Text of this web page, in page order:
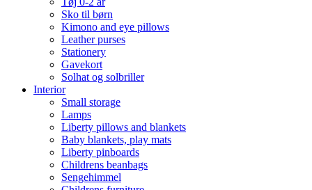
Sko til børn
Kimono and eye pillows
Leather purses
Stationery
Gavekort
Solhat og solbriller
Interior
Small storage
Lamps
Liberty pillows and blankets
Baby blankets, play mats
Liberty pinboards
Childrens beanbags
Sengehimmel